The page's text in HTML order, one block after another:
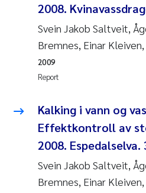
Veronica Sæther
Odd Arne Segtnan
Jens Vedal
Uta Brandt
Kasper Hancke
2008.
Svein Jakob Saltveit,
Bremnes, Einar
Report
2009
Kalking i vann og
Effektkontroll av
2008. Espedalselva.
Svein Jakob Saltveit,
Bremnes, Einar